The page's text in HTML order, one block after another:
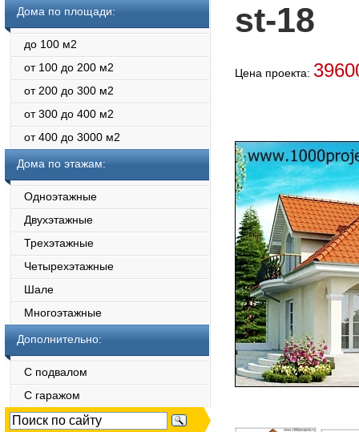
Дома по площади:
до 100 м2
от 100 до 200 м2
от 200 до 300 м2
от 300 до 400 м2
от 400 до 3000 м2
Дома по этажам:
Одноэтажные
Двухэтажные
Трехэтажные
Четырехэтажные
Шале
Многоэтажные
Дополнительно:
С подвалом
С гаражом
st-18
Цена проекта: